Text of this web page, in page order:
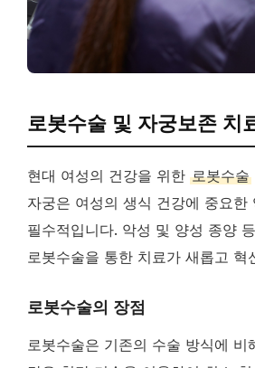
로봇수술 및 자궁보존 치
현대 여성의 건강을 위한 로봇수술
자궁은 여성의 생식 건강에 중요
필수적입니다. 악성 및 양성 종양
로봇수술을 통한 치료가 새롭고
로봇수술의 장점
로봇수술은 기존의 수술 방식에